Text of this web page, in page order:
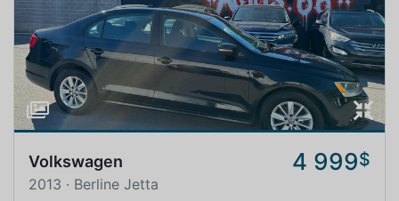
Volkswagen 4 999$
2013 · Berline Jetta